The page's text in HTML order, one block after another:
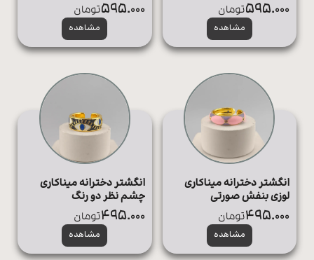
مشاهده
595.000تومان
مشاهده
595.000تومان
انگشتر دخترانه میناکاری
لوزی بنفش صورتی
مشاهده
495.000تومان
انگشتر دخترانه میناکاری
چشم نظر دو رنگ
مشاهده
495.000تومان